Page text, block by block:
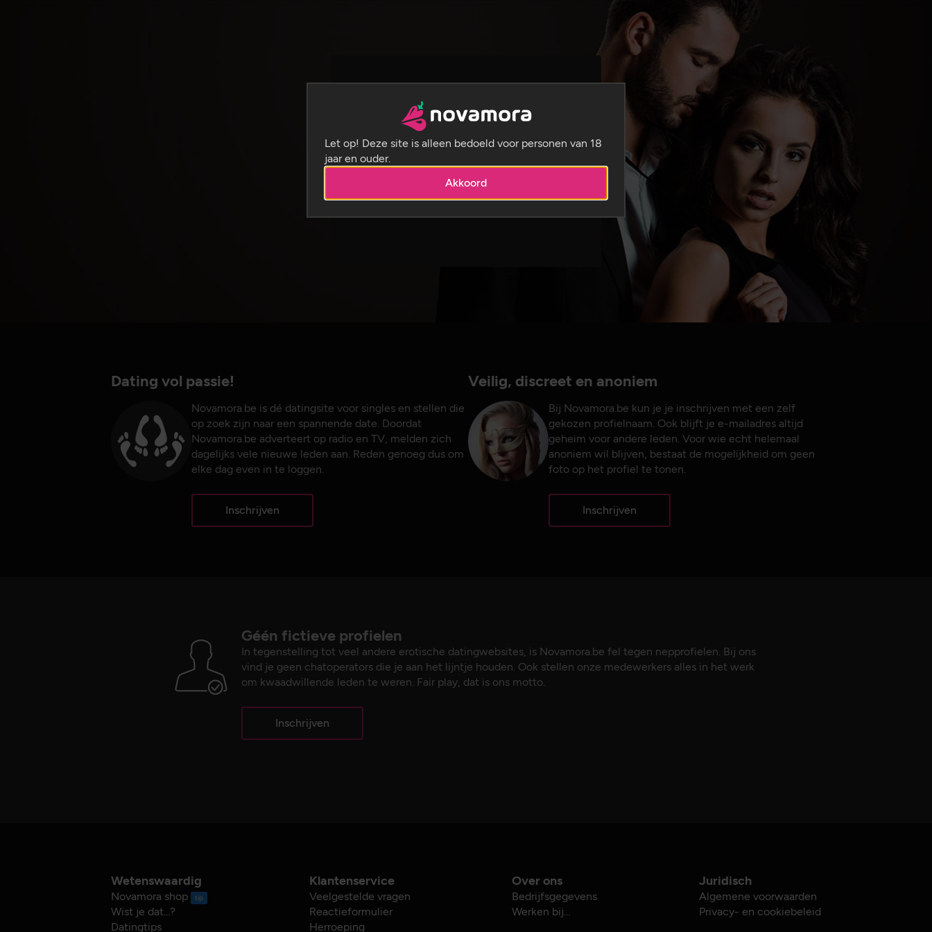
Nieuw bij Novamora.be?
Inschrijven
Al ingeschreven?
Dating vol passie!
Novamora.be is dé datingsite voor singles en stellen die
op zoek zijn naar een spannende date. Doordat
Novamora.be adverteert op radio en TV, melden zich
dagelijks vele nieuwe leden aan. Reden genoeg dus om
elke dag even in te loggen.
Inschrijven
Veilig, discreet en anoniem
Bij Novamora.be kun je je inschrijven met een zelf
gekozen profielnaam. Ook blijft je e-mailadres altijd
geheim voor andere leden. Voor wie echt helemaal
anoniem wil blijven, bestaat de mogelijkheid om geen
foto op het profiel te tonen.
Inschrijven
Géén fictieve profielen
In tegenstelling tot veel andere erotische datingwebsites, is Novamora.be fel tegen nepprofielen. Bij ons
vind je geen chatoperators die je aan het lijntje houden. Ook stellen onze medewerkers alles in het werk
om kwaadwillende leden te weren. Fair play, dat is ons motto.
Inschrijven
Wetenswaardig
Novamora shop tip
Wist je dat...?
Datingtips
Klantenservice
Veelgestelde vragen
Reactieformulier
Herroeping
Over ons
Bedrijfsgegevens
Werken bij…
Juridisch
Algemene voorwaarden
Privacy- en cookiebeleid
Let op! Deze site is alleen bedoeld voor personen van 18
jaar en ouder.
Akkoord